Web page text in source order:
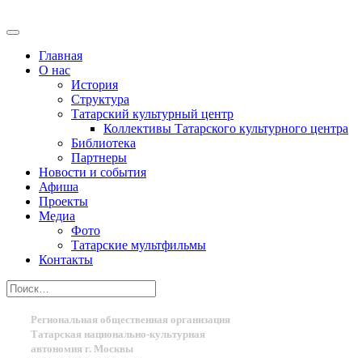
Главная
О нас
История
Структура
Татарский культурный центр
Коллективы Татарского культурного центра
Библиотека
Партнеры
Новости и события
Афиша
Проекты
Медиа
Фото
Татарские мультфильмы
Контакты
Региональная общественная организация
Татарская национально-культурная
автономия г. Москвы